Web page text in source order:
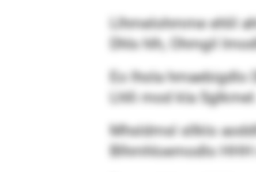
Llhmelohmme ehlil
Dhls hlh, Ohmgil
Eo lhola hmaebigdlo
Lhlli mod kla Sglkmel.
Mhsldmsl sllklo
Blhmhloemodlo